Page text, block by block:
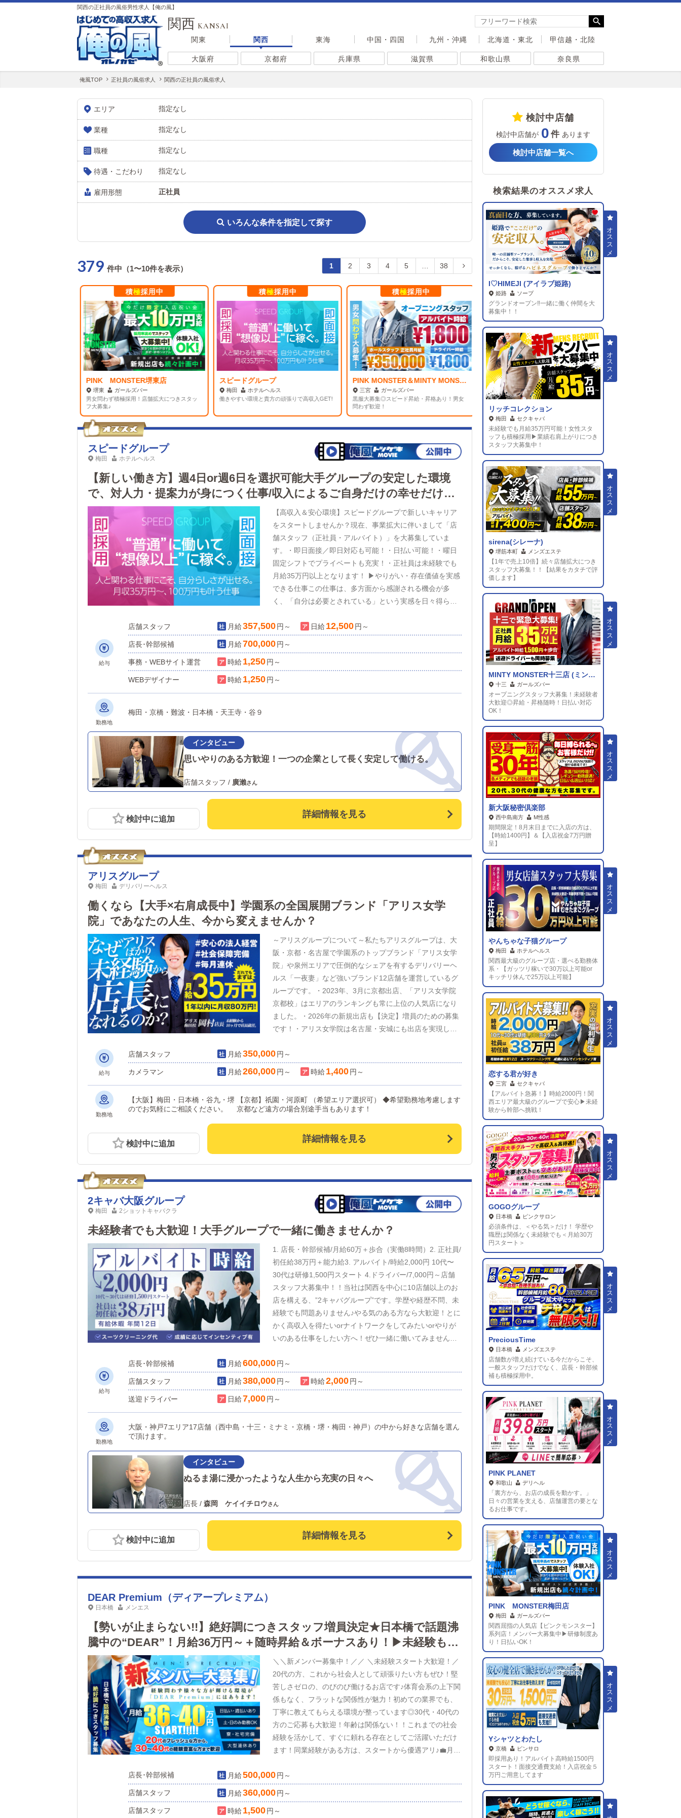
関西の正社員の風俗男性求人【俺の風】
関西 KANSAI
関東 関西 東海 中国・四国 九州・沖縄 北海道・東北 甲信越・北陸
大阪府 京都府 兵庫県 滋賀県 和歌山県 奈良県
俺風TOP 正社員の風俗求人 関西の正社員の風俗求人
エリア 指定なし
業種 指定なし
職種 指定なし
待遇・こだわり 指定なし
雇用形態 正社員
いろんな条件を指定して探す
379 件中（1〜10件を表示） 1 2 3 4 5 38
積極採用中
PINK MONSTER堺東店
堺東
ガールズバー
男女問わず積極採用！店舗拡大につきスタッ
フ大募集♪
積極採用中
スピードグループ
梅田
ホテルヘルス
働きやすい環境と貴方の頑張りで高収入GET!
積極採用中
PINK MONSTER＆MINTY MONSTER神戸三宮店 (ピンクモンスター&ミンティーモンスター)
三宮
ガールズバー
黒服大募集◎スピード昇給・昇格あり！男女
問わず歓迎！
積極
REST SPA PREMIUM(レストスパプレミアム)
日本橋
メンズエステ
業務拡大につきスタッフ急募！即昇進のポス
トも複数用意！
スピードグループ
梅田 ホテルヘルス
【新しい働き方】週4日or週6日を選択可能大手グループの安定した環境
で、対人力・提案力が身につく仕事/収入によるご自身だけの幸せだけで
なく、家族やパートナーの幸せもここなら叶えられます！
【高収入＆安心環境】スピードグループで新しいキャリア
をスタートしませんか？現在、事業拡大に伴いまして「店
舗スタッフ（正社員・アルバイト）」を大募集していま
す。・即日面接／即日対応も可能！・日払い可能！・曜日
固定シフトでプライベートも充実！・正社員は未経験でも
月給35万円以上となります！ ▶やりがい・存在価値を実感
できる仕事この仕事は、多方面から感謝される機会が多
く、「自分は必要とされている」という実感を日々得られ
関わる人はさまざま。その一人ひとりからの「ありがと
う」が、やり甲斐や自信につながり、仕事への誇りを持て
るようになります。 ▶生活の安定・将来への安心感多くの
仕事は、働き始めの収入が低く、将来に不安を感じやすい
ものです。特に配偶者がいる方、ご家族を支えている方に
選択人それぞれ、仕事で何を優先したいかは異なます。収
入を最優先にしたい方は週6日勤務でしっかり稼ぐ道を選べ
ますし、まずは自分のペースで慣れたい方、休日の充実を
大切にしたい方は週4日勤務も可能です。無理をせず、自分
に嘘をつかない働き方で、長く続けられる職場を目指して
夜職に見えるかもしれませんが、実際は自身の成長を大き
く実感できる仕事です。毎日様々な人と関わる中で、女性
キャストのプロデュース力、お客様の要望を引き出すヒア
リング力、後輩スタッフが困った時に的確なアドバイスを
「新しい土地で再スタートしたい」「地元を離れて働きた
い」そんな方をスピードグループは応援しています。遠方
せくださいませ。
給与
店舗スタッフ 月給357,500円～ 日給 12,500円～
店長･幹部候補 月給700,000円～
事務・WEBサイト運営 時給 1,250円～
WEBデザイナー 時給 1,250円～
勤務地
梅田・京橋・難波・日本橋・天王寺・谷９
思いやりのある方歓迎！一つの企業として長く安定して働ける。
店舗スタッフ / 廣瀨
検討中に追加 詳細情報を見る
アリスグループ
梅田 デリバリーヘルス
働くなら【大手×右肩成長中】学園系の全国展開ブランド「アリス女学
院」であなたの人生、今から変えませんか？
～アリスグループについて～私たちアリスグループは、大
阪・京都・名古屋で学園系のトップブランド「アリス女学
院」や泉州エリアで圧倒的なシェアを有するデリバリーヘ
ルス「一夜妻」など強いブランド12店舗を運営しているグ
ループです。・2023年、3月に京都出店、「アリス女学院
京都校」はエリアのランキングも常に上位の人気店になり
ました。・2026年の新規出店も【決定】増員のための募集
です！・アリス女学院は名古屋・安城にも出店を実現し、
益を生み出し、業界内外からも注目されているグループの
ひとつです。★学園系ブランドで関西圏で圧倒的な知名度
キング1位独占～企業としての特徴～★社員スタート月収
スも充実。★現場のスペシャリストとして店長・統括を目
指すだけでなく、企画や仕組みづくりなど仕掛け側として
す。
給与
店舗スタッフ 月給350,000円～
カメラマン 月給260,000円～ 時給 1,400円～
勤務地
【大阪】梅田・日本橋・谷九・堺 【京都】祇園・河原町 （希望エリア選択可） ◆希望勤務地考慮します
のでお気軽にご相談ください。 京都など遠方の場合別途手当もあります！
検討中に追加 詳細情報を見る
2キャバ大阪グループ
梅田 2ショットキャバクラ
未経験者でも大歓迎！大手グループで一緒に働きませんか？
1. 店長・幹部候補/月給60万＋歩合（実働8時間）2. 正社員/
初任給38万円＋能力給3. アルバイト/時給2,000円 10代〜
30代は研修1,500円スタート 4.ドライバー/7,000円～店舗
スタッフ大募集中！！当社は関西を中心に10店舗以上のお
店を構える、”2キャバグループ”です。学歴や経歴不問、未
経験でも問題ありません♪やる気のある方なら大歓迎！とに
かく高収入を得たいorナイトワークをしてみたいorやりが
いのある仕事をしたい方へ！ぜひ一緒に働いてみません
ん、サポート体制万全で未経験の方でも問題なく働けま
す。さらに、自分の頑張りがすぐ収入に反映される上、お
店やキャストの成長にも繋がるのでやりがいもバッチリで
す。社員やアルバイト、ドライバーも採用強化中です。興
味のある方はお話だけでもOK！お気軽にお問い合わせくだ
さい♪
給与
店長･幹部候補 月給600,000円～
店舗スタッフ 月給380,000円～ 時給2,000円～
送迎ドライバー 日給7,000円～
勤務地
大阪・神戸7エリア17店舗（西中島・十三・ミナミ・京橋・堺・梅田・神戸）の中から好きな店舗を選ん
で頂けます。
ぬるま湯に浸かったような人生から充実の日々へ
店長 / 森岡 ケイイチロウ
検討中に追加 詳細情報を見る
DEAR Premium（ディアープレミアム）
日本橋 メンエス
【勢いが止まらない!!】絶好調につきスタッフ増員決定★日本橋で話題沸
騰中の“DEAR”！月給36万円～＋随時昇給＆ボーナスあり！▶未経験も、
ナイトレジャー経験者も輝ける環境が“DEAR Premium”にはあります！
＼＼新メンバー募集中！／／ ＼未経験スタート大歓迎！／
20代の方、これから社会人として頑張りたい方もぜひ！堅
苦しさゼロの、のびのび働けるお店です♪体育会系の上下関
係もなく、フラットな関係性が魅力！初めての業界でも、
丁寧に教えてもらえる環境が整っています◎30代・40代の
方のご応募も大歓迎！年齢は関係ない！！これまでの社会
経験を活かして、すぐに頼れる存在としてご活躍いただけ
ます！同業経験がある方は、スタートから優遇アリ♪💼月給
▶インセンティブあり▶責任者手当あり即昇給・即昇格チ
ャンスも随時！貴方の頑張りがすぐにカタチになる職場で
す✨📌週休2日OK 📌年末年始の長期休暇あり 📌髪型・服装
自由 📌社宅・寮の利用可能…その他、待遇しっかりご用意
店長･幹部候補 月給500,000円～
店舗スタッフ 月給360,000円～
店舗スタッフ 時給 1,500円～
検討中店舗
検討中店舗が 0 あります
検討中店舗一覧へ
検索結果のオススメ求人
I♡HIMEJI (アイラブ姫路)
姫路 ソープ
グランドオープン‼一緒に働く仲間を大
募集中！！
リッチコレクション
梅田 セクキャバ
未経験でも月給35万円可能！女性スタ
ッフも積極採用▶業績右肩上がりにつき
スタッフ大募集中！
sirena(シレーナ)
堺筋本町 メンズエステ
【1年で売上10倍】続々店舗拡大につき
スタッフ大募集！！【結果をカタチで評
価します】
MINTY MONSTER十三店 (ミンティーモンスター)
十三 ガールズバー
オープニングスタッフ大募集！未経験者
大歓迎◎昇給・昇格随時！日払い対応
OK！
新大阪秘密倶楽部
西中島南方 M性感
期間限定！8月末日までに入店の方は、
【時給1400円】＆【入店祝金7万円贈
呈】
やんちゃな子猫グループ
梅田 ホテルヘルス
関西最大級のグループ店・選べる勤務体
系・【ガッツリ稼いで30万以上可能or
キッチリ休んで25万以上可能】
恋する君が好き
三宮 セクキャバ
【アルバイト急募！】時給2000円！関
西エリア最大級のグループで安心▶未経
験から幹部へ挑戦！
GOGOグループ
日本橋 ピンクサロン
必須条件は、＜やる気＞だけ！ 学歴や
職歴は関係なく未経験でも＜月給30万
円スタート＞
PreciousTime
日本橋 メンズエステ
店舗数が増え続けている今だからこそ、
一般スタッフだけでなく、店長・幹部候
補も積極採用中。
PINK PLANET
和歌山 デリヘル
「裏方から、お店の成長を動かす。」
日々の営業を支える、店舗運営の要とな
るお仕事です。
PINK MONSTER梅田店
梅田 ガールズバー
関西屈指の人気店【ピンクモンスター】
系列店！メンバー大募集中▶研修制度あ
り！日払いOK！
Yシャツとわたし
京橋 ピンサロ
即採用あり！アルバイト高時給1500円
スタート！面接交通費支給！入店祝金５
万円ご用意してます